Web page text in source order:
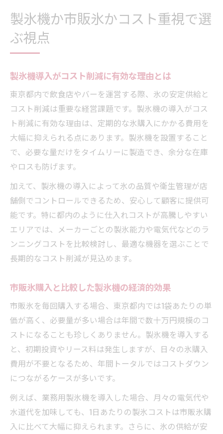
製氷機使用時のコスト見積もりポイント解
説
較
東京都で製氷機を選ぶ際のチェックポイン
ト
製氷機導入が東京都で注目される理由を解
説
市販氷購入と製氷機のトータルコスト比較
術
製氷機ならではの東京都内店舗のメリット
氷を買うより製氷機運用は本当に得か
製氷機運用と氷購入どちらがコスト優位か
検証
製氷機の省エネ性能がコストに与えるイン
業務用製氷機のランニングコストと市販氷
製氷機を活用した場合の年間コストシミュ
レーション
氷を買う手間と製氷機運用の効率性を比較
業務用製氷機と市販氷の衛生管理の違い
製氷機による衛生管理のメリットと注意点
業務用製氷機と市販氷の品質管理体制の差
製氷機導入で実現する衛生的な氷の供給方
法
製氷機か市販氷かコスト重視で選
ぶ視点
製氷機導入がコスト削減に有効な理由とは
東京都内で飲食店やバーを運営する際、氷の安定供給と
コスト削減は重要な経営課題です。製氷機の導入がコス
ト削減に有効な理由は、定期的な氷購入にかかる費用を
大幅に抑えられる点にあります。製氷機を設置すること
で、必要な量だけをタイムリーに製造でき、余分な在庫
やロスも防げます。
加えて、製氷機の導入によって氷の品質や衛生管理が店
舗側でコントロールできるため、安心して顧客に提供可
能です。特に都内のように仕入れコストが高騰しやすい
エリアでは、メーカーごとの製氷能力や電気代などのラ
ンニングコストを比較検討し、最適な機器を選ぶことで
長期的なコスト削減が見込めます。
市販氷購入と比較した製氷機の経済的効果
市販氷を毎回購入する場合、東京都内では1袋あたりの単
価が高く、必要量が多い場合は年間で数十万円規模のコ
ストになることも珍しくありません。製氷機を導入する
と、初期投資やリース料は発生しますが、日々の氷購入
費用が不要となるため、年間トータルではコストダウン
につながるケースが多いです。
例えば、業務用製氷機を導入した場合、月々の電気代や
水道代を加味しても、1日あたりの製氷コストは市販氷購
入に比べて大幅に抑えられます。さらに、氷の供給が安